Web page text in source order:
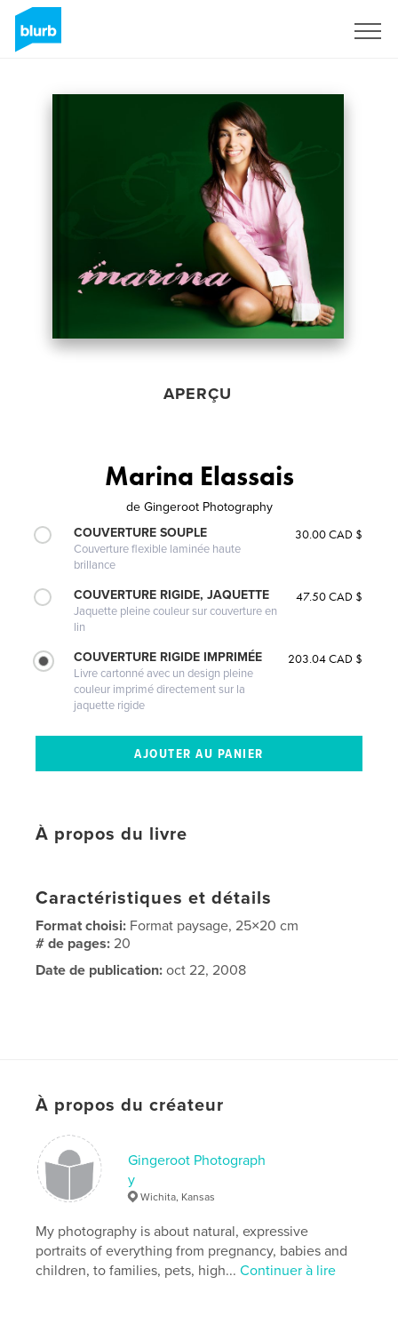
APERÇU
Marina Elassais
de Gingeroot Photography
COUVERTURE SOUPLE
Couverture flexible laminée haute
brillance
30.00 CAD $
COUVERTURE RIGIDE, JAQUETTE
Jaquette pleine couleur sur couverture en
lin
47.50 CAD $
COUVERTURE RIGIDE IMPRIMÉE
Livre cartonné avec un design pleine
couleur imprimé directement sur la
jaquette rigide
203.04 CAD $
À propos du livre
Caractéristiques et détails
Format choisi: Format paysage, 25×20 cm
# de pages:20
Date de publication: oct 22, 2008
À propos du créateur
Gingeroot Photograph
y
Wichita, Kansas
My photography is about natural, expressive
portraits of everything from pregnancy, babies and
children, to families, pets, high...Continuer à lire